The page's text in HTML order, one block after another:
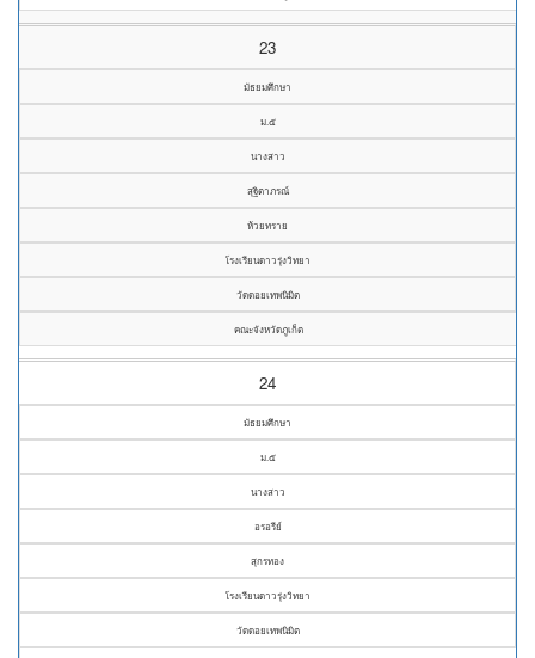
23
มัธยมศึกษา
ม.๕
นางสาว
สุฐิตาภรณ์
ห้วยทราย
โรงเรียนดาวรุ่งวิทยา
วัดดอยเทพนิมิต
คณะจังหวัดภูเก็ต
24
มัธยมศึกษา
ม.๕
นางสาว
อรอรีย์
สุกรทอง
โรงเรียนดาวรุ่งวิทยา
วัดดอยเทพนิมิต